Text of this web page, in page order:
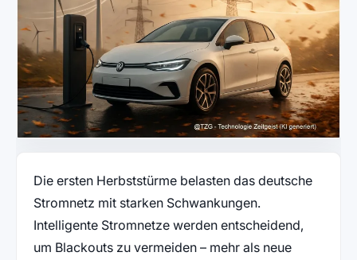
Die ersten Herbststürme belasten das deutsche
Stromnetz mit starken Schwankungen.
Intelligente Stromnetze werden entscheidend,
um Blackouts zu vermeiden – mehr als neue